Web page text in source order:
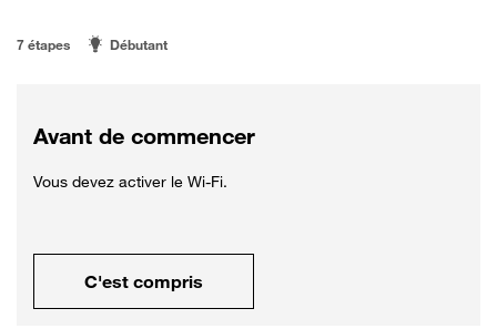
7 étapes Débutant
Avant de commencer
Vous devez activer le Wi-Fi.
C'est compris